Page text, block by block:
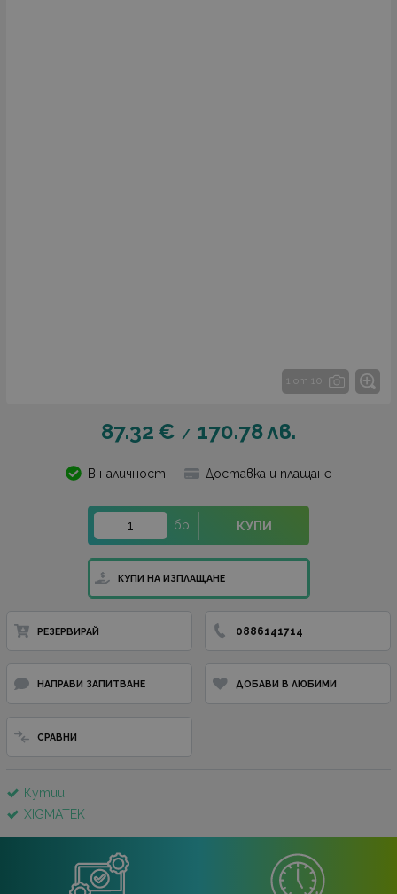
1 от 10
87.32 € / 170.78лв.
В наличност Доставка и плащане
бр. КУПИ
КУПИ НА ИЗПЛАЩАНЕ
РЕЗЕРВИРАЙ 0886141714
НАПРАВИ ЗАПИТВАНЕ ДОБАВИ В ЛЮБИМИ
СРАВНИ
Кутии
XIGMATEK